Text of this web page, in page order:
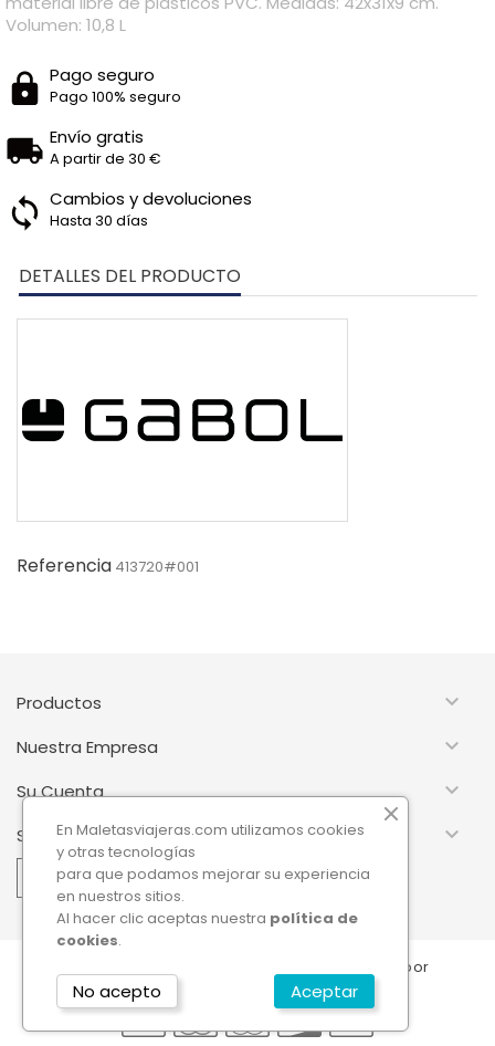
Volumen: 10,8 L
Pago seguro
Pago 100% seguro
Envío gratis
A partir de 30 €
Cambios y devoluciones
Hasta 30 días
DETALLES DEL PRODUCTO
Referencia 413720#001
Productos 
Nuestra Empresa 
Su Cuenta 
Suscripción Newsletter 
© 2026 - Software Ecommerce desarrollado por
PrestaShop™
En Maletasviajeras.com utilizamos cookies
y otras tecnologías
para que podamos mejorar su experiencia
en nuestros sitios.
Al hacer clic aceptas nuestra política de
cookies.
Aceptar
No acepto